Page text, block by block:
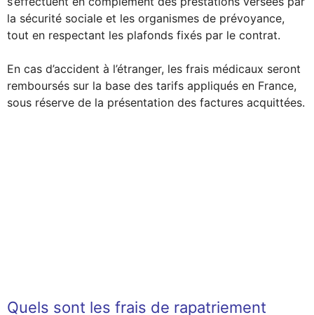
la sécurité sociale et les organismes de prévoyance,
tout en respectant les plafonds fixés par le contrat.
En cas d’accident à l’étranger, les frais médicaux seront
remboursés sur la base des tarifs appliqués en France,
sous réserve de la présentation des factures acquittées.
Quels sont les frais de rapatriement